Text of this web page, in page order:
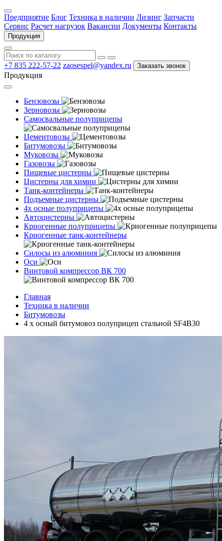
Предприятие Блог Техника в наличии Лизинг Запчасти
Сервис Расчет нагрузок Вакансии Документы Контакты
Продукция
+7 835 222-57-22 zaosespel@yandex.ru Заказать звонок
Продукция
Бензовозы
Зерновозы
Самосвальные полуприцепы
Цементовозы
Битумовозы
Муковозы
Газовозы
Пищевые цистерны
Цистерны для химии
Танк-контейнеры
Подъемные цистерны
4х осные полуприцепы
Автоцистерны
Криогенные полуприцепы
Криогенные танк-контейнеры
Силосы из алюминия
Оси
Винтовой компрессор ВК 700
Главная
Техника в наличии
Битумовозы
4 х осный битумовоз полуприцеп стальной SF4B30